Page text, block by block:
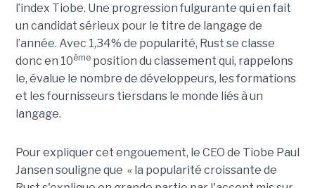
l’index Tiobe. Une progression fulgurante qui en fait
un candidat sérieux pour le titre de langage de
l’année. Avec 1,34% de popularité, Rust se classe
donc en 10èmeposition du classement qui, rappelons
le, évalue le nombre de développeurs, les formations
et les fournisseurs tiersdans le monde liés à un
langage.
Pour expliquer cet engouement, le CEO de Tiobe Paul
Jansen souligne que « la popularité croissante de